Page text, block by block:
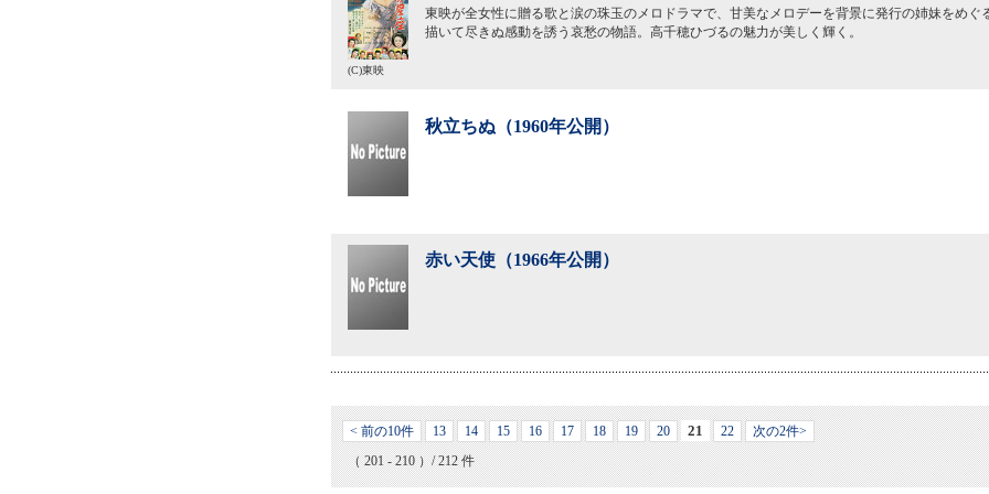
東映が全女性に贈る歌と涙の珠玉のメロドラマで、甘美なメロデーを背景に発行の姉妹をめぐ
描いて尽きぬ感動を誘う哀愁の物語。高千穂ひづるの魅力が美しく輝く。
(C)東映
秋立ちぬ（1960年公開）
赤い天使（1966年公開）
< 前の10件 13 14 15 16 17 18 19 20 21 22
次の2件>
（ 201 - 210 ）/ 212 件